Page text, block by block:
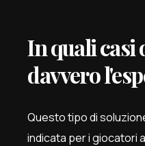
In quali casi
davvero
Questo tipo di
indicata per i giocatori